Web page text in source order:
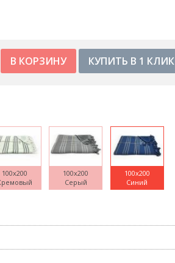
КУПИТЬ В 1 КЛИК
100x200
100x200
Серый
100x200
Синий